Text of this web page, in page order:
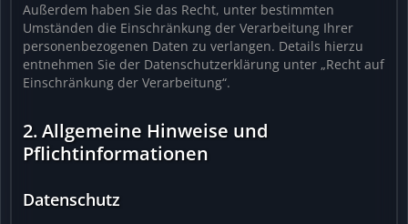
Außerdem haben Sie das Recht, unter bestimmten
Umständen die Einschränkung der Verarbeitung Ihrer
personenbezogenen Daten zu verlangen. Details hierzu
entnehmen Sie der Datenschutzerklärung unter „Recht auf
Einschränkung der Verarbeitung“.
2. Allgemeine Hinweise und
Pflichtinformationen
Datenschutz